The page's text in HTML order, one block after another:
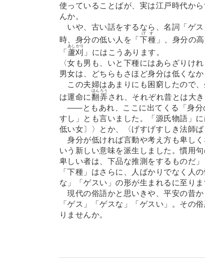
使っていることばが、実は江戸時代か
んか。
いや、古い話をするなら、名詞「ゲ
時、身分の低い人を「 下種
げす
」、身分の
「 蘆刈
あしかり
」にはこうあります。
〈女も男も、いと下種にはあらざりけ
男女は、どちらもさほど身分は低くな
この夫婦はあまりにも困窮したので
は運命に翻弄
ほんろう
され、それぞれ昔とは大
――ともあれ、ここに出てくる「身
すし」とも言いました。「源氏物語」
低い女〕〉とか、〈げすげすしき法師
身分が低ければ言動や考え方も卑し
いう新しい意味を派生しました。慣用
卑しい者は、下品な推測をするものだ」
「下種」はさらに、人ばかりでなく人
な」「ゲスい」の形が生まれるに至りま
現代の俗語かと思いきや、平安の昔
「ゲス」「ゲスな」「ゲスい」。その
りませんか。